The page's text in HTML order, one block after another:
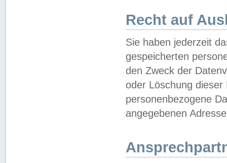
Recht auf
Sie haben jederzeit
gespeicherten
den Zweck der
oder Löschung
personenbezogene
angegebenen